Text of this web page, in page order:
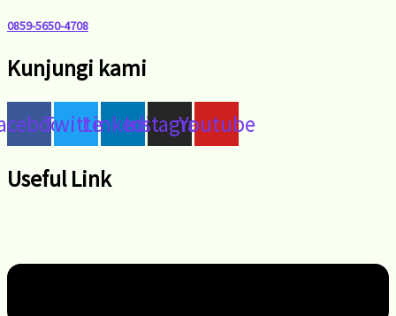
0859-5650-4708
Kunjungi kami
TwitterLinkedinInstagramYoutube
Useful Link